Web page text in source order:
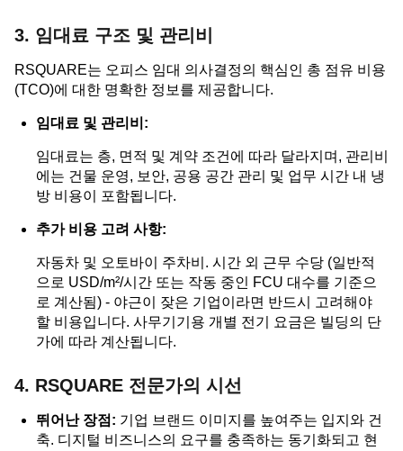
3. 임대료 구조 및 관리비
RSQUARE는 오피스 임대 의사결정의 핵심인 총 점유 비용
(TCO)에 대한 명확한 정보를 제공합니다.
임대료 및 관리비:
임대료는 층, 면적 및 계약 조건에 따라 달라지며, 관리비
에는 건물 운영, 보안, 공용 공간 관리 및 업무 시간 내 냉
방 비용이 포함됩니다.
추가 비용 고려 사항:
자동차 및 오토바이 주차비. 시간 외 근무 수당 (일반적
으로 USD/m²/시간 또는 작동 중인 FCU 대수를 기준으
로 계산됨) - 야근이 잦은 기업이라면 반드시 고려해야
할 비용입니다. 사무기기용 개별 전기 요금은 빌딩의 단
가에 따라 계산됩니다.
4. RSQUARE 전문가의 시선
뛰어난 장점: 기업 브랜드 이미지를 높여주는 입지와 건
축. 디지털 비즈니스의 요구를 충족하는 동기화되고 현